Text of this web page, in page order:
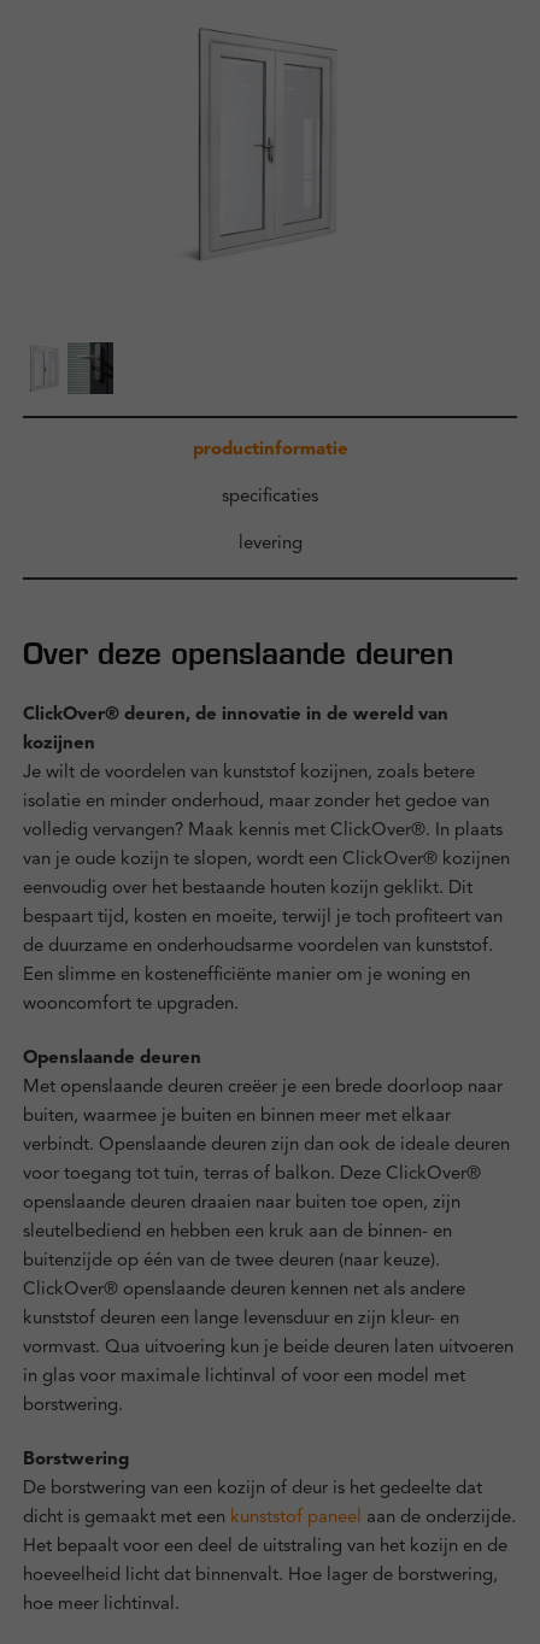
Inloggen
productinformatie
specificaties
levering
Over deze openslaande deuren
ClickOver® deuren, de innovatie in de wereld van
kozijnen
Je wilt de voordelen van kunststof kozijnen, zoals betere
isolatie en minder onderhoud, maar zonder het gedoe van
volledig vervangen? Maak kennis met ClickOver®. In plaats
van je oude kozijn te slopen, wordt een ClickOver® kozijnen
eenvoudig over het bestaande houten kozijn geklikt. Dit
bespaart tijd, kosten en moeite, terwijl je toch profiteert van
de duurzame en onderhoudsarme voordelen van kunststof.
Een slimme en kostenefficiënte manier om je woning en
wooncomfort te upgraden.
Openslaande deuren
Met openslaande deuren creëer je een brede doorloop naar
buiten, waarmee je buiten en binnen meer met elkaar
verbindt. Openslaande deuren zijn dan ook de ideale deuren
voor toegang tot tuin, terras of balkon. Deze ClickOver®
openslaande deuren draaien naar buiten toe open, zijn
sleutelbediend en hebben een kruk aan de binnen- en
buitenzijde op één van de twee deuren (naar keuze).
ClickOver® openslaande deuren kennen net als andere
kunststof deuren een lange levensduur en zijn kleur- en
vormvast. Qua uitvoering kun je beide deuren laten uitvoeren
in glas voor maximale lichtinval of voor een model met
borstwering.
Borstwering
De borstwering van een kozijn of deur is het gedeelte dat
dicht is gemaakt met een kunststof paneel aan de onderzijde.
Het bepaalt voor een deel de uitstraling van het kozijn en de
hoeveelheid licht dat binnenvalt. Hoe lager de borstwering,
hoe meer lichtinval.